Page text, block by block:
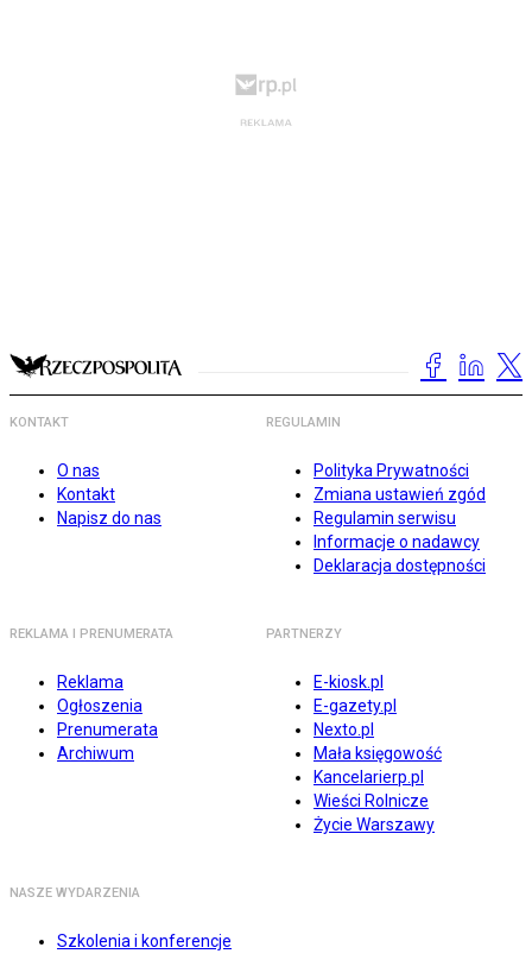
KONTAKT
O nas
Kontakt
Napisz do nas
REGULAMIN
Polityka Prywatności
Zmiana ustawień zgód
Regulamin serwisu
Informacje o nadawcy
Deklaracja dostępności
REKLAMA I PRENUMERATA
Reklama
Ogłoszenia
Prenumerata
Archiwum
PARTNERZY
E-kiosk.pl
E-gazety.pl
Nexto.pl
Mała księgowość
Kancelarierp.pl
Wieści Rolnicze
Życie Warszawy
NASZE WYDARZENIA
Szkolenia i konferencje